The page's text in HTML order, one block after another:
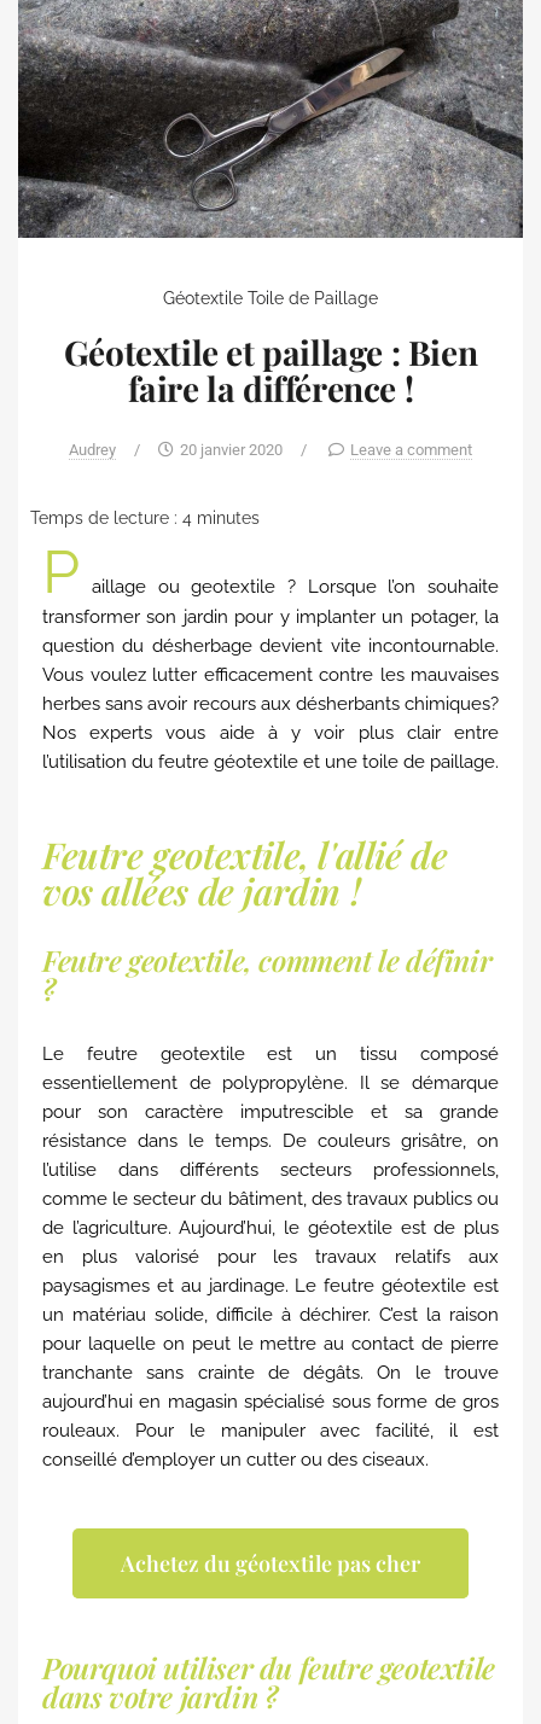
Géotextile Toile de Paillage
Géotextile et paillage : Bien
faire la différence !
Audrey / 20 janvier 2020 / Leave a comment
Temps de lecture : 4 minutes
P
aillage ou geotextile ? Lorsque l’on souhaite
transformer son jardin pour y implanter un potager, la
question du désherbage devient vite incontournable.
Vous voulez lutter efficacement contre les mauvaises
herbes sans avoir recours aux désherbants chimiques?
Nos experts vous aide à y voir plus clair entre
l’utilisation du feutre géotextile et une toile de paillage.
Feutre geotextile, l'allié de
vos allées de jardin !
Feutre geotextile, comment le définir
?
Le feutre geotextile est un tissu composé
essentiellement de polypropylène. Il se démarque
pour son caractère imputrescible et sa grande
résistance dans le temps. De couleurs grisâtre, on
l’utilise dans différents secteurs professionnels,
comme le secteur du bâtiment, des travaux publics ou
de l’agriculture. Aujourd’hui, le géotextile est de plus
en plus valorisé pour les travaux relatifs aux
paysagismes et au jardinage. Le feutre géotextile est
un matériau solide, difficile à déchirer. C’est la raison
pour laquelle on peut le mettre au contact de pierre
tranchante sans crainte de dégâts. On le trouve
aujourd’hui en magasin spécialisé sous forme de gros
rouleaux. Pour le manipuler avec facilité, il est
conseillé d’employer un cutter ou des ciseaux.
Achetez du géotextile pas cher
Pourquoi utiliser du feutre geotextile
dans votre jardin ?